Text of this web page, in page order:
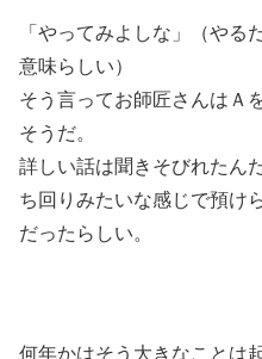
「やってみよしな」（やる
意味らしい）
そう言ってお師匠さんはＡ
そうだ。
詳しい話は聞きそびれたん
ち回りみたいな感じで預け
だったらしい。
何年かはそう大きなことは